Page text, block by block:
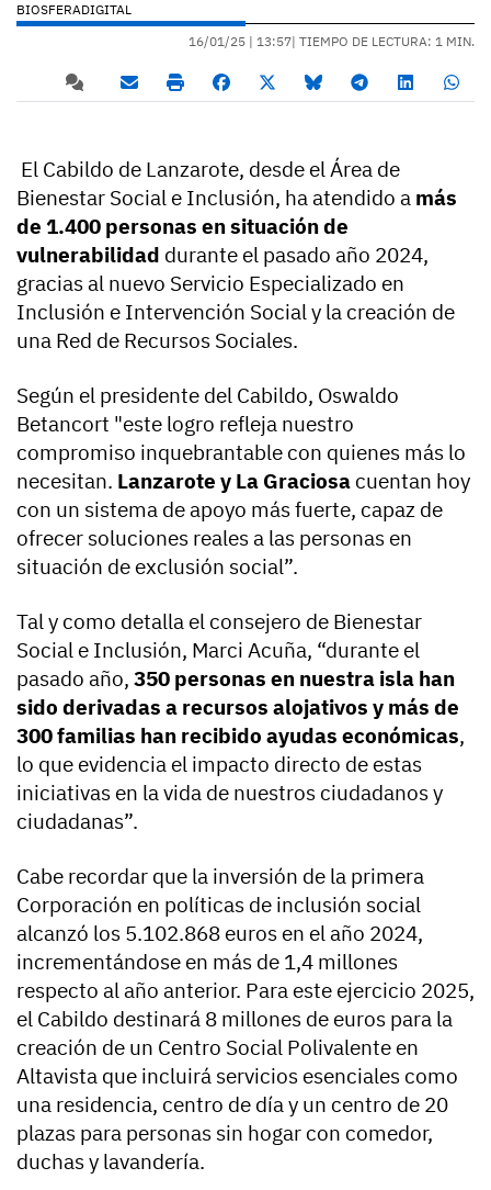
BIOSFERADIGITAL
16/01/25 | 13:57| TIEMPO DE LECTURA: 1 MIN.
El Cabildo de Lanzarote, desde el Área de
Bienestar Social e Inclusión, ha atendido a más
de 1.400 personas en situación de
vulnerabilidad durante el pasado año 2024,
gracias al nuevo Servicio Especializado en
Inclusión e Intervención Social y la creación de
una Red de Recursos Sociales.
Según el presidente del Cabildo, Oswaldo
Betancort "este logro refleja nuestro
compromiso inquebrantable con quienes más lo
necesitan. Lanzarote y La Graciosa cuentan hoy
con un sistema de apoyo más fuerte, capaz de
ofrecer soluciones reales a las personas en
situación de exclusión social”.
Tal y como detalla el consejero de Bienestar
Social e Inclusión, Marci Acuña, “durante el
pasado año, 350 personas en nuestra isla han
sido derivadas a recursos alojativos y más de
300 familias han recibido ayudas económicas,
lo que evidencia el impacto directo de estas
iniciativas en la vida de nuestros ciudadanos y
ciudadanas”.
Cabe recordar que la inversión de la primera
Corporación en políticas de inclusión social
alcanzó los 5.102.868 euros en el año 2024,
incrementándose en más de 1,4 millones
respecto al año anterior. Para este ejercicio 2025,
el Cabildo destinará 8 millones de euros para la
creación de un Centro Social Polivalente en
Altavista que incluirá servicios esenciales como
una residencia, centro de día y un centro de 20
plazas para personas sin hogar con comedor,
duchas y lavandería.